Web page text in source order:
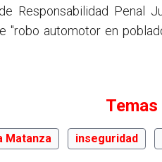
Responsabilidad Penal
"robo automotor en
Matanza inseguridad